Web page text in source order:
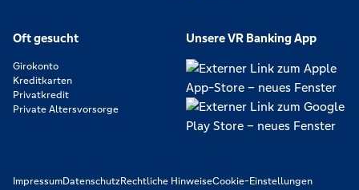
Oft gesucht
Girokonto
Kreditkarten
Privatkredit
Private Altersvorsorge
Unsere VR Banking App
ImpressumDatenschutzRechtliche HinweiseCookie-Einstellungen